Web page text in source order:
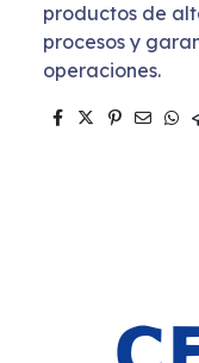
productos de
procesos y
operaciones.